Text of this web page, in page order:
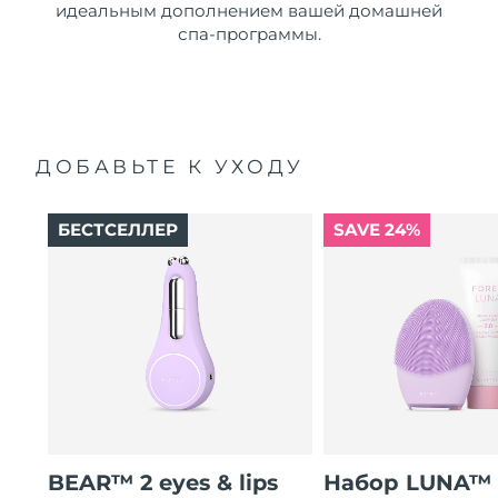
идеальным дополнением вашей домашней
спа-программы.
ДОБАВЬТЕ К УХОДУ
BEAR™ 2 eyes & lips
БЕСТСЕЛЛЕР SAVE 24%
Набор LUNA™